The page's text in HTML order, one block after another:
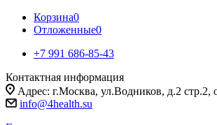
Корзина0
Отложенные0
+7 991 686-85-43
Контактная информация
Адрес: г.Москва, ул.Водников, д.2 стр.2,
info@4health.su